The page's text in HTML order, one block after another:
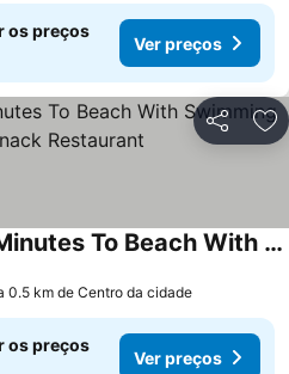
os preços
Ver preços
Partilhar
Family Apartment 5 Minutes To Beach With Swimming Pool And Snack Restaurant
0.5 km de Centro da cidade
os preços
Ver preços